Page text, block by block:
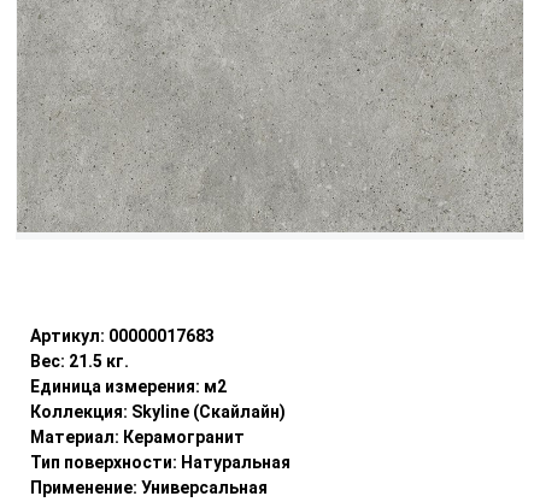
Артикул: 00000017683
Вес: 21.5 кг.
Единица измерения: м2
Коллекция: Skyline (Скайлайн)
Материал: Керамогранит
Тип поверхности: Натуральная
Применение: Универсальная